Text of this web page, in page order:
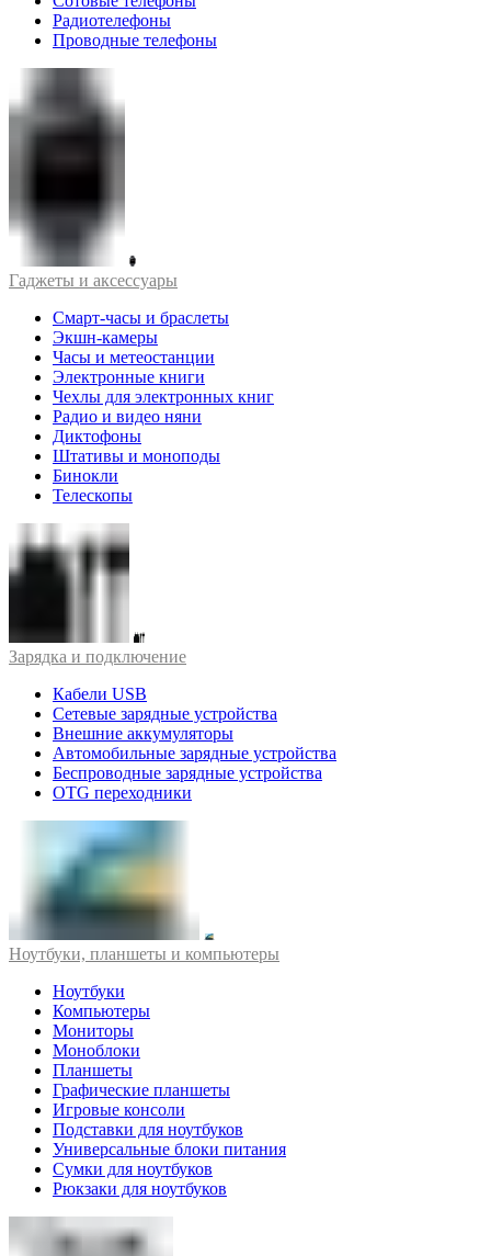
Радиотелефоны
Проводные телефоны
Гаджеты и аксессуары
Смарт-часы и браслеты
Экшн-камеры
Часы и метеостанции
Электронные книги
Чехлы для электронных книг
Радио и видео няни
Диктофоны
Штативы и моноподы
Бинокли
Телескопы
Зарядка и подключение
Кабели USB
Сетевые зарядные устройства
Внешние аккумуляторы
Автомобильные зарядные устройства
Беспроводные зарядные устройства
OTG переходники
Ноутбуки, планшеты и компьютеры
Ноутбуки
Компьютеры
Мониторы
Моноблоки
Планшеты
Графические планшеты
Игровые консоли
Подставки для ноутбуков
Универсальные блоки питания
Сумки для ноутбуков
Рюкзаки для ноутбуков